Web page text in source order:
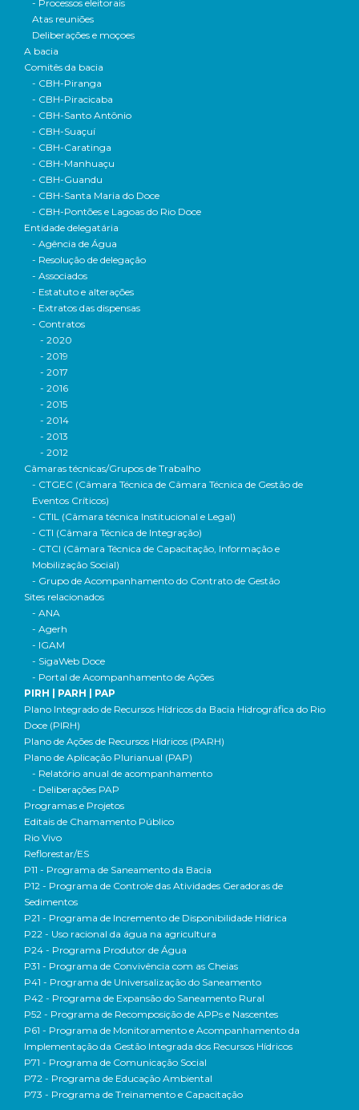
- Processos eleitorais
Atas reuniões
Deliberações e moçoes
A bacia
Comitês da bacia
- CBH-Piranga
- CBH-Piracicaba
- CBH-Santo Antônio
- CBH-Suaçuí
- CBH-Caratinga
- CBH-Manhuaçu
- CBH-Guandu
- CBH-Santa Maria do Doce
- CBH-Pontões e Lagoas do Rio Doce
Entidade delegatária
- Agência de Água
- Resolução de delegação
- Associados
- Estatuto e alterações
- Extratos das dispensas
- Contratos
- 2020
- 2019
- 2017
- 2016
- 2015
- 2014
- 2013
- 2012
Câmaras técnicas/Grupos de Trabalho
- CTGEC (Câmara Técnica de Câmara Técnica de Gestão de
Eventos Críticos)
- CTIL (Câmara técnica Institucional e Legal)
- CTI (Câmara Técnica de Integração)
- CTCI (Câmara Técnica de Capacitação, Informação e
Mobilização Social)
- Grupo de Acompanhamento do Contrato de Gestão
Sites relacionados
- ANA
- Agerh
- IGAM
- SigaWeb Doce
- Portal de Acompanhamento de Ações
PIRH | PARH | PAP
Plano Integrado de Recursos Hídricos da Bacia Hidrográfica do Rio
Doce (PIRH)
Plano de Ações de Recursos Hídricos (PARH)
Plano de Aplicação Plurianual (PAP)
- Relatório anual de acompanhamento
- Deliberações PAP
Programas e Projetos
Editais de Chamamento Público
Rio Vivo
Reflorestar/ES
P11 - Programa de Saneamento da Bacia
P12 - Programa de Controle das Atividades Geradoras de
Sedimentos
P21 - Programa de Incremento de Disponibilidade Hídrica
P22 - Uso racional da água na agricultura
P24 - Programa Produtor de Água
P31 - Programa de Convivência com as Cheias
P41 - Programa de Universalização do Saneamento
P42 - Programa de Expansão do Saneamento Rural
P52 - Programa de Recomposição de APPs e Nascentes
P61 - Programa de Monitoramento e Acompanhamento da
Implementação da Gestão Integrada dos Recursos Hídricos
P71 - Programa de Comunicação Social
P72 - Programa de Educação Ambiental
P73 - Programa de Treinamento e Capacitação